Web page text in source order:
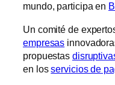
mundo, participa en
Un comité de
empresas
propuestas
en losservicios de